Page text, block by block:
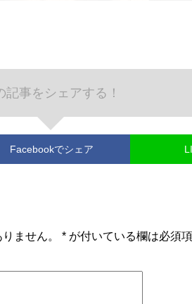
記事をシェアする！
Facebookでシェア
ません。 * が付いている欄は必須